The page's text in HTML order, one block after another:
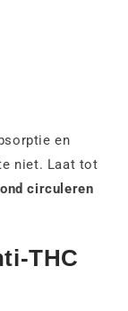
en
niet. Laat tot
circuleren
THC